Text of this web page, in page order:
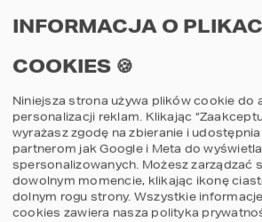
AN UNEXPECTED ERROR
INFORMACJA O
COOKIES 🍪
Niniejsza strona używa plików cookie do
personalizacji reklam. Klikając
wyrażasz zgodę na zbieranie i
partnerom jak Google i Meta do
spersonalizowanych. Możesz zarządzać
dowolnym momencie, klikając ikonę
dolnym rogu strony. Wszystkie
cookies zawiera nasza polityka